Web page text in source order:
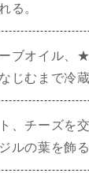
る。
ブオイル、
じむまで冷
、チーズを
ルの葉を飾る